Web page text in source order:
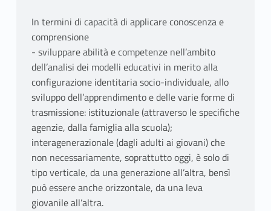
In termini di capacità di applicare conoscenza e
comprensione
- sviluppare abilità e competenze nell’ambito
dell’analisi dei modelli educativi in merito alla
configurazione identitaria socio-individuale, allo
sviluppo dell’apprendimento e delle varie forme di
trasmissione: istituzionale (attraverso le specifiche
agenzie, dalla famiglia alla scuola);
interagenerazionale (dagli adulti ai giovani) che
non necessariamente, soprattutto oggi, è solo di
tipo verticale, da una generazione all’altra, bensì
può essere anche orizzontale, da una leva
giovanile all’altra.